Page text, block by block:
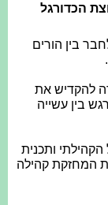
הכדורגל
בין הורים
להקדיש את
בין עשייה
ותכנית
המחזקת קהילה